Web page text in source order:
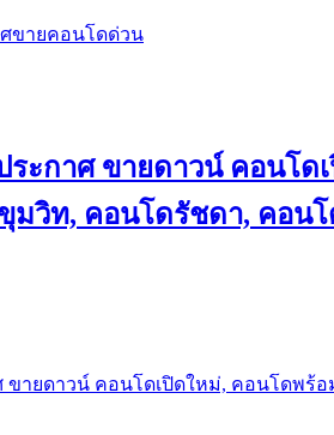
ขายคอนโดด่วน
ระกาศ ขายดาวน์ คอนโ
มวิท, คอนโดรัชดา, คอน
ขายดาวน์ คอนโดเปิดใหม่, คอนโดพร้